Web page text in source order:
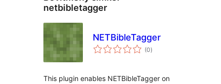
netbibletagger
NETBibleTagger
(0értékelés
összesen
)
This plugin enables NETBibleTagger on